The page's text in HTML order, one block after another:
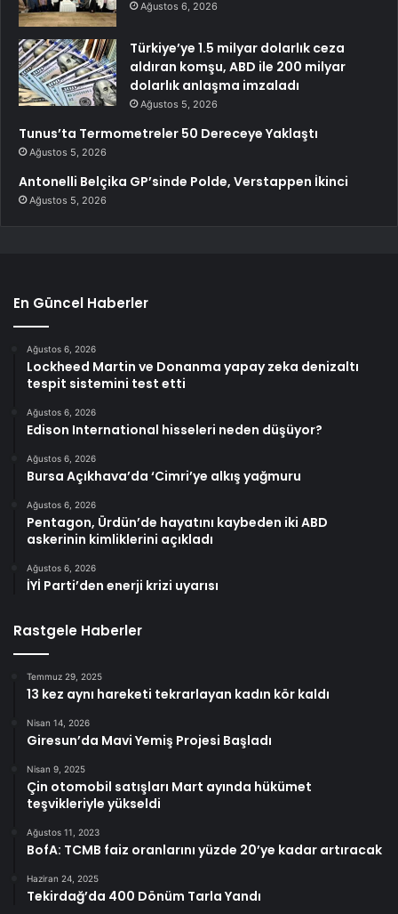
Ağustos 6, 2026
Türkiye’ye 1.5 milyar dolarlık ceza
aldıran komşu, ABD ile 200 milyar
dolarlık anlaşma imzaladı
Ağustos 5, 2026
Tunus’ta Termometreler 50 Dereceye Yaklaştı
Ağustos 5, 2026
Antonelli Belçika GP’sinde Polde, Verstappen İkinci
Ağustos 5, 2026
En Güncel Haberler
Ağustos 6, 2026
Lockheed Martin ve Donanma yapay zeka denizaltı
tespit sistemini test etti
Ağustos 6, 2026
Edison International hisseleri neden düşüyor?
Ağustos 6, 2026
Bursa Açıkhava’da ‘Cimri’ye alkış yağmuru
Ağustos 6, 2026
Pentagon, Ürdün’de hayatını kaybeden iki ABD
askerinin kimliklerini açıkladı
Ağustos 6, 2026
İYİ Parti’den enerji krizi uyarısı
Rastgele Haberler
Temmuz 29, 2025
13 kez aynı hareketi tekrarlayan kadın kör kaldı
Nisan 14, 2026
Giresun’da Mavi Yemiş Projesi Başladı
Nisan 9, 2025
Çin otomobil satışları Mart ayında hükümet
teşvikleriyle yükseldi
Ağustos 11, 2023
BofA: TCMB faiz oranlarını yüzde 20’ye kadar artıracak
Haziran 24, 2025
Tekirdağ’da 400 Dönüm Tarla Yandı